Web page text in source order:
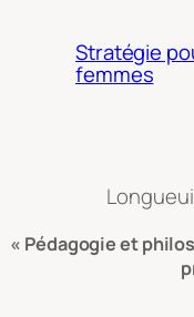
Stratégie
femmes
« Pédagogie et